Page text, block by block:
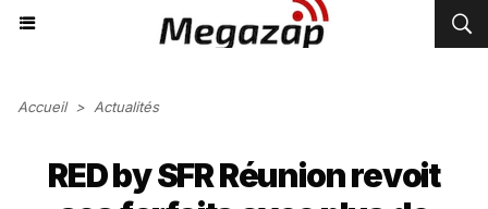
Accueil > Actualités
RED by SFR Réunion revoit